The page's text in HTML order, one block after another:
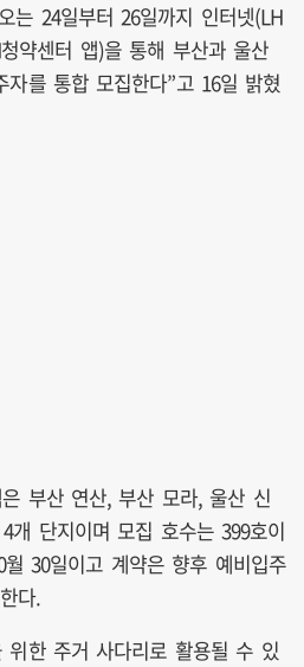
는 24일부터 26일까지 인터넷(LH
약센터 앱)을 통해 부산과 울산
를 통합 모집한다”고 16일 밝혔
부산 연산, 부산 모라, 울산 신
개 단지이며 모집 호수는 399호이
30일이고 계약은 향후 예비입주
다.
위한 주거 사다리로 활용될 수 있